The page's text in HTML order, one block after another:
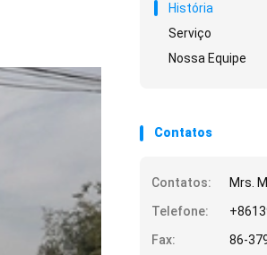
História
Serviço
Nossa Equipe
Contatos
Contatos:
Mrs.
Telefone:
Fax:
86-